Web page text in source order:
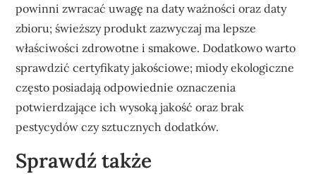
powinni zwracać uwagę na daty ważności oraz daty
zbioru; świeższy produkt zazwyczaj ma lepsze
właściwości zdrowotne i smakowe. Dodatkowo warto
sprawdzić certyfikaty jakościowe; miody ekologiczne
często posiadają odpowiednie oznaczenia
potwierdzające ich wysoką jakość oraz brak
pestycydów czy sztucznych dodatków.
Sprawdź także